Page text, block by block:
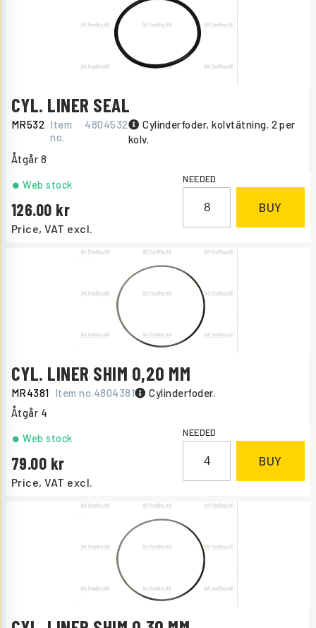
CYL. LINER SEAL
MR532 Item
no.
4804532
Cylinderfoder, kolvtätning. 2 per
kolv.
Åtgår 8
Price, VAT excl.
126.00
Web stock NEEDED
BUY
CYL. LINER SHIM 0,20 MM
MR4381 Item no.4804381 Cylinderfoder.
Åtgår 4
Price, VAT excl.
79.00
Web stock NEEDED
BUY